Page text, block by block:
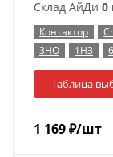
Склад АйДи 0
Контактор
3НО
1НЗ
Таблица
1 169₽/шт